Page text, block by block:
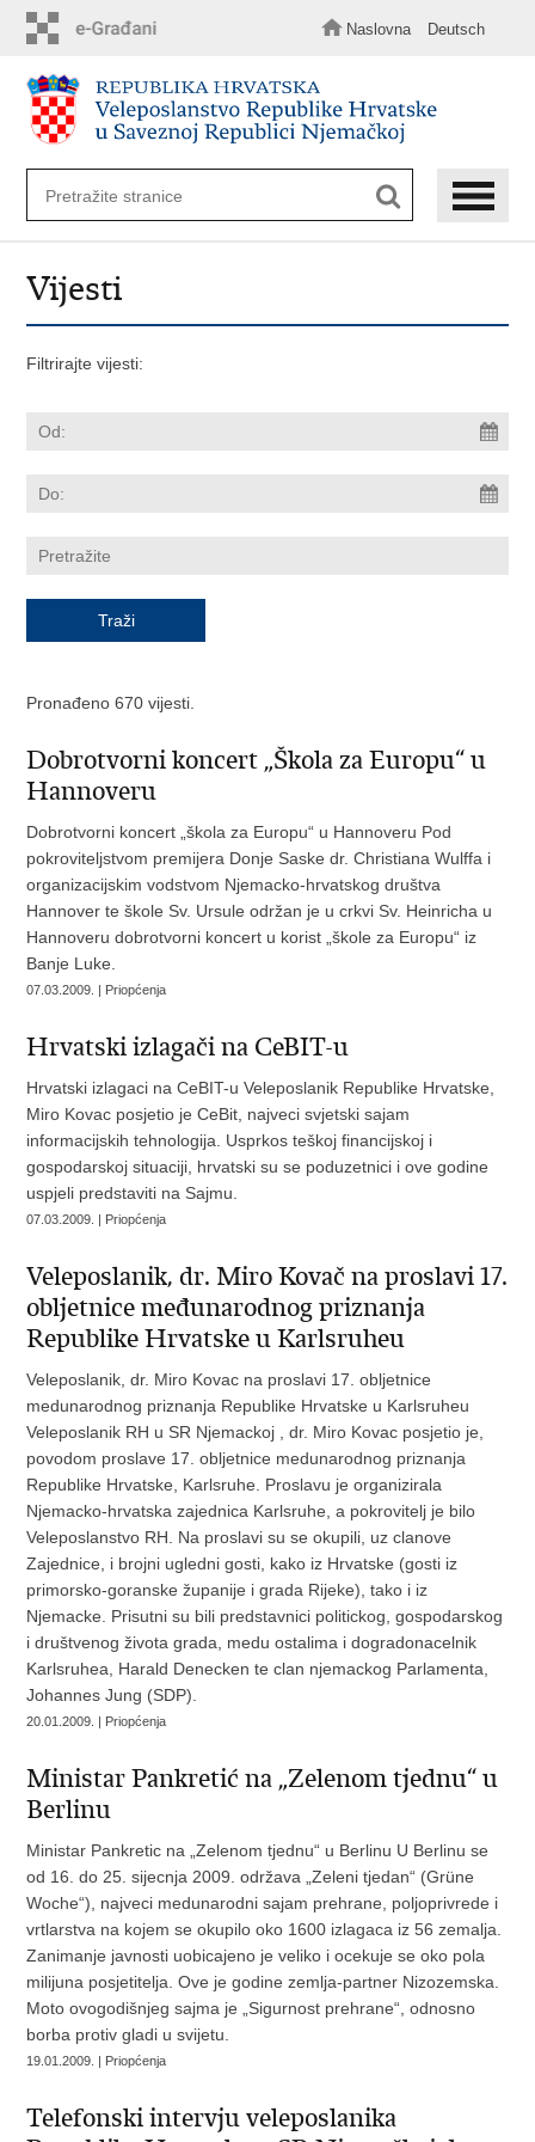
sadržaj
Naslovna Deutsch
Vijesti
Filtrirajte vijesti:
Pronađeno 670 vijesti.
Dobrotvorni koncert „Škola za Europu“ u
Hannoveru
Dobrotvorni koncert „škola za Europu“ u Hannoveru Pod
pokroviteljstvom premijera Donje Saske dr. Christiana Wulffa i
organizacijskim vodstvom Njemacko-hrvatskog društva
Hannover te škole Sv. Ursule održan je u crkvi Sv. Heinricha u
Hannoveru dobrotvorni koncert u korist „škole za Europu“ iz
Banje Luke.
07.03.2009. | Priopćenja
Hrvatski izlagači na CeBIT-u
Hrvatski izlagaci na CeBIT-u Veleposlanik Republike Hrvatske,
Miro Kovac posjetio je CeBit, najveci svjetski sajam
informacijskih tehnologija. Usprkos teškoj financijskoj i
gospodarskoj situaciji, hrvatski su se poduzetnici i ove godine
uspjeli predstaviti na Sajmu.
07.03.2009. | Priopćenja
Veleposlanik, dr. Miro Kovač na proslavi 17.
obljetnice međunarodnog priznanja
Republike Hrvatske u Karlsruheu
Veleposlanik, dr. Miro Kovac na proslavi 17. obljetnice
medunarodnog priznanja Republike Hrvatske u Karlsruheu
Veleposlanik RH u SR Njemackoj , dr. Miro Kovac posjetio je,
povodom proslave 17. obljetnice medunarodnog priznanja
Republike Hrvatske, Karlsruhe. Proslavu je organizirala
Njemacko-hrvatska zajednica Karlsruhe, a pokrovitelj je bilo
Veleposlanstvo RH. Na proslavi su se okupili, uz clanove
Zajednice, i brojni ugledni gosti, kako iz Hrvatske (gosti iz
primorsko-goranske županije i grada Rijeke), tako i iz
Njemacke. Prisutni su bili predstavnici politickog, gospodarskog
i društvenog života grada, medu ostalima i dogradonacelnik
Karlsruhea, Harald Denecken te clan njemackog Parlamenta,
Johannes Jung (SDP).
20.01.2009. | Priopćenja
Ministar Pankretić na „Zelenom tjednu“ u
Berlinu
Ministar Pankretic na „Zelenom tjednu“ u Berlinu U Berlinu se
od 16. do 25. sijecnja 2009. održava „Zeleni tjedan“ (Grüne
Woche“), najveci medunarodni sajam prehrane, poljoprivrede i
vrtlarstva na kojem se okupilo oko 1600 izlagaca iz 56 zemalja.
Zanimanje javnosti uobicajeno je veliko i ocekuje se oko pola
milijuna posjetitelja. Ove je godine zemlja-partner Nizozemska.
Moto ovogodišnjeg sajma je „Sigurnost prehrane“, odnosno
borba protiv gladi u svijetu.
19.01.2009. | Priopćenja
Telefonski intervju veleposlanika